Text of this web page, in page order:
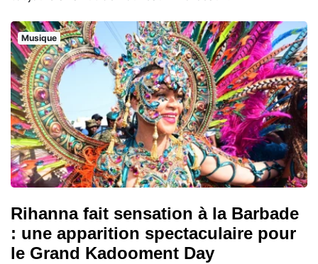
Musique
Rihanna fait sensation à la Barbade
: une apparition spectaculaire pour
le Grand Kadooment Day